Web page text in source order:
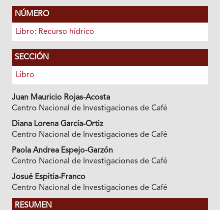
NÚMERO
Libro: Recurso hídrico
SECCIÓN
Libro
Juan Mauricio Rojas-Acosta
Centro Nacional de Investigaciones de Café
Diana Lorena García-Ortiz
Centro Nacional de Investigaciones de Café
Paola Andrea Espejo-Garzón
Centro Nacional de Investigaciones de Café
Josué Espitia-Franco
Centro Nacional de Investigaciones de Café
RESUMEN